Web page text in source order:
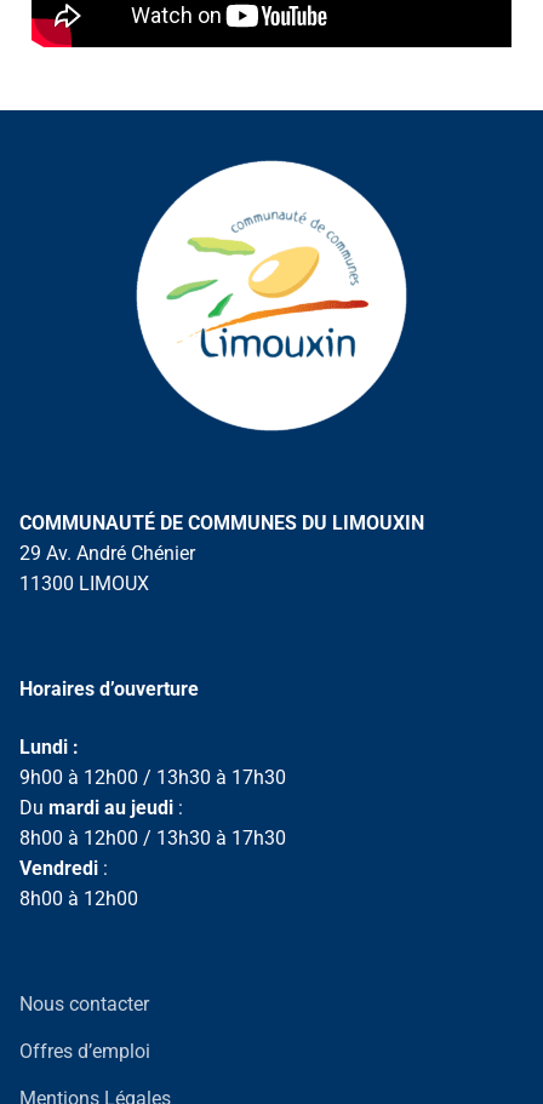
COMMUNAUTÉ DE COMMUNES DU LIMOUXIN
29 Av. André Chénier
11300 LIMOUX
Horaires d’ouverture
Lundi :
9h00 à 12h00 / 13h30 à 17h30
Du mardi au jeudi :
8h00 à 12h00 / 13h30 à 17h30
Vendredi :
8h00 à 12h00
Nous contacter
Offres d’emploi
Mentions Légales